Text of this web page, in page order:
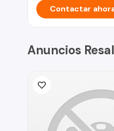
Contactar
Anuncios